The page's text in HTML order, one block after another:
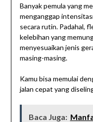
Banyak pemula yang
menganggap
secara rutin. Padahal,
kelebihan yang
menyesuaikan jenis
masing-masing.
Kamu bisa memulai
jalan cepat yang
Baca Juga: